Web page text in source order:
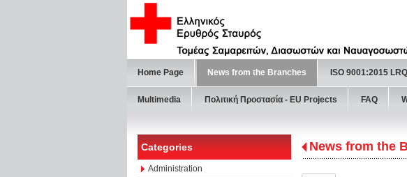
Home Page News from the Branches ISO 9001:2015
Multimedia Πολιτική Προστασία - ΕU Projects FAQ
Categories
Administration
News from the